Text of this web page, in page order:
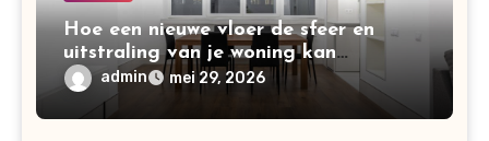
Hoe een nieuwe vloer de sfeer en
uitstraling van je woning kan
verbeteren
admin mei 29, 2026